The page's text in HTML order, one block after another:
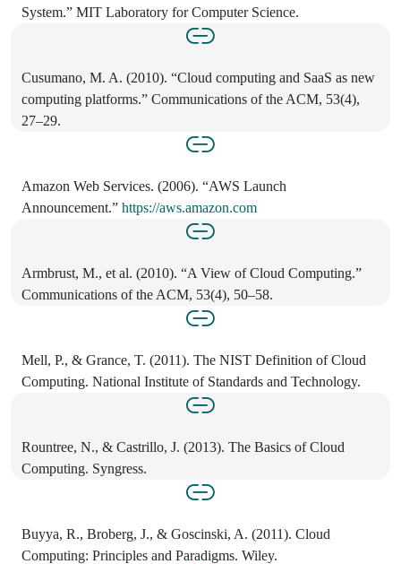
System.” MIT Laboratory for Computer Science.
Cusumano, M. A. (2010). “Cloud computing and SaaS as new
computing platforms.” Communications of the ACM, 53(4),
27–29.
Amazon Web Services. (2006). “AWS Launch
Announcement.” https://aws.amazon.com
Armbrust, M., et al. (2010). “A View of Cloud Computing.”
Communications of the ACM, 53(4), 50–58.
Mell, P., & Grance, T. (2011). The NIST Definition of Cloud
Computing. National Institute of Standards and Technology.
Rountree, N., & Castrillo, J. (2013). The Basics of Cloud
Computing. Syngress.
Buyya, R., Broberg, J., & Goscinski, A. (2011). Cloud
Computing: Principles and Paradigms. Wiley.